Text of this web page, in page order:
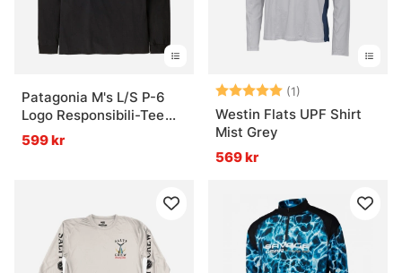
Patagonia M's L/S P-6
Logo Responsibili-Tee
Black
599 kr
Betyg: (1)
Westin Flats UPF Shirt
Mist Grey
569 kr